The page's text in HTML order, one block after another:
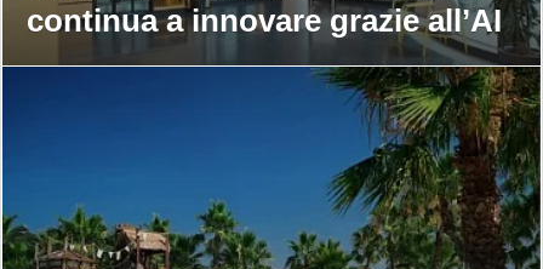
continua a innovare grazie all’AI